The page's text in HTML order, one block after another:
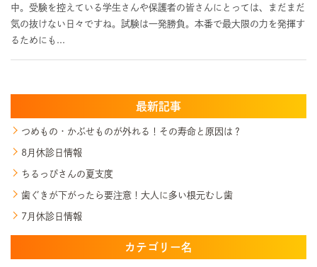
中。受験を控えている学生さんや保護者の皆さんにとっては、まだまだ
気の抜けない日々ですね。試験は一発勝負。本番で最大限の力を発揮す
るためにも...
最新記事
つめもの・かぶせものが外れる！その寿命と原因は？
8月休診日情報
ちるっぴさんの夏支度
歯ぐきが下がったら要注意！大人に多い根元むし歯
7月休診日情報
カテゴリー名